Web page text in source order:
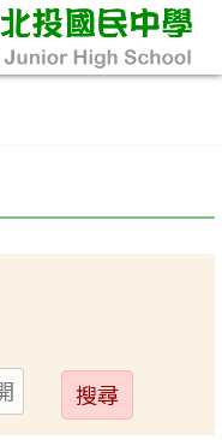
送
出